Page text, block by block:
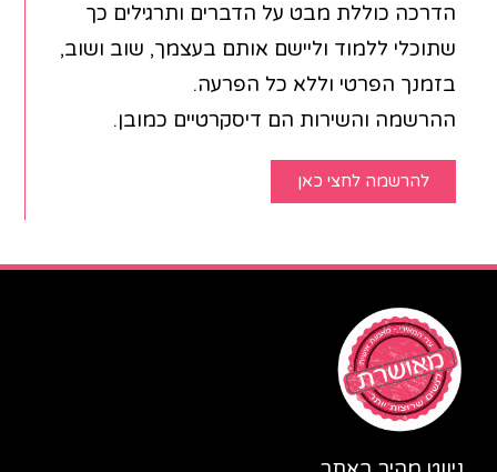
הדרכה כוללת מבט על הדברים ותרגילים כך
שתוכלי ללמוד וליישם אותם בעצמך, שוב ושוב,
בזמנך הפרטי וללא כל הפרעה.
ההרשמה והשירות הם דיסקרטיים כמובן.
להרשמה לחצי כאן